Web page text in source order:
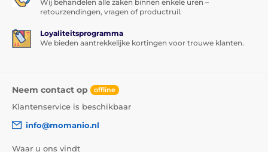
Wij behandelen alle zaken binnen enkele uren –
retourzendingen, vragen of productruil.
Loyaliteitsprogramma
We bieden aantrekkelijke kortingen voor trouwe klanten.
Neem contact op offline
Klantenservice is beschikbaar
info@momanio.nl
Waar u ons vindt